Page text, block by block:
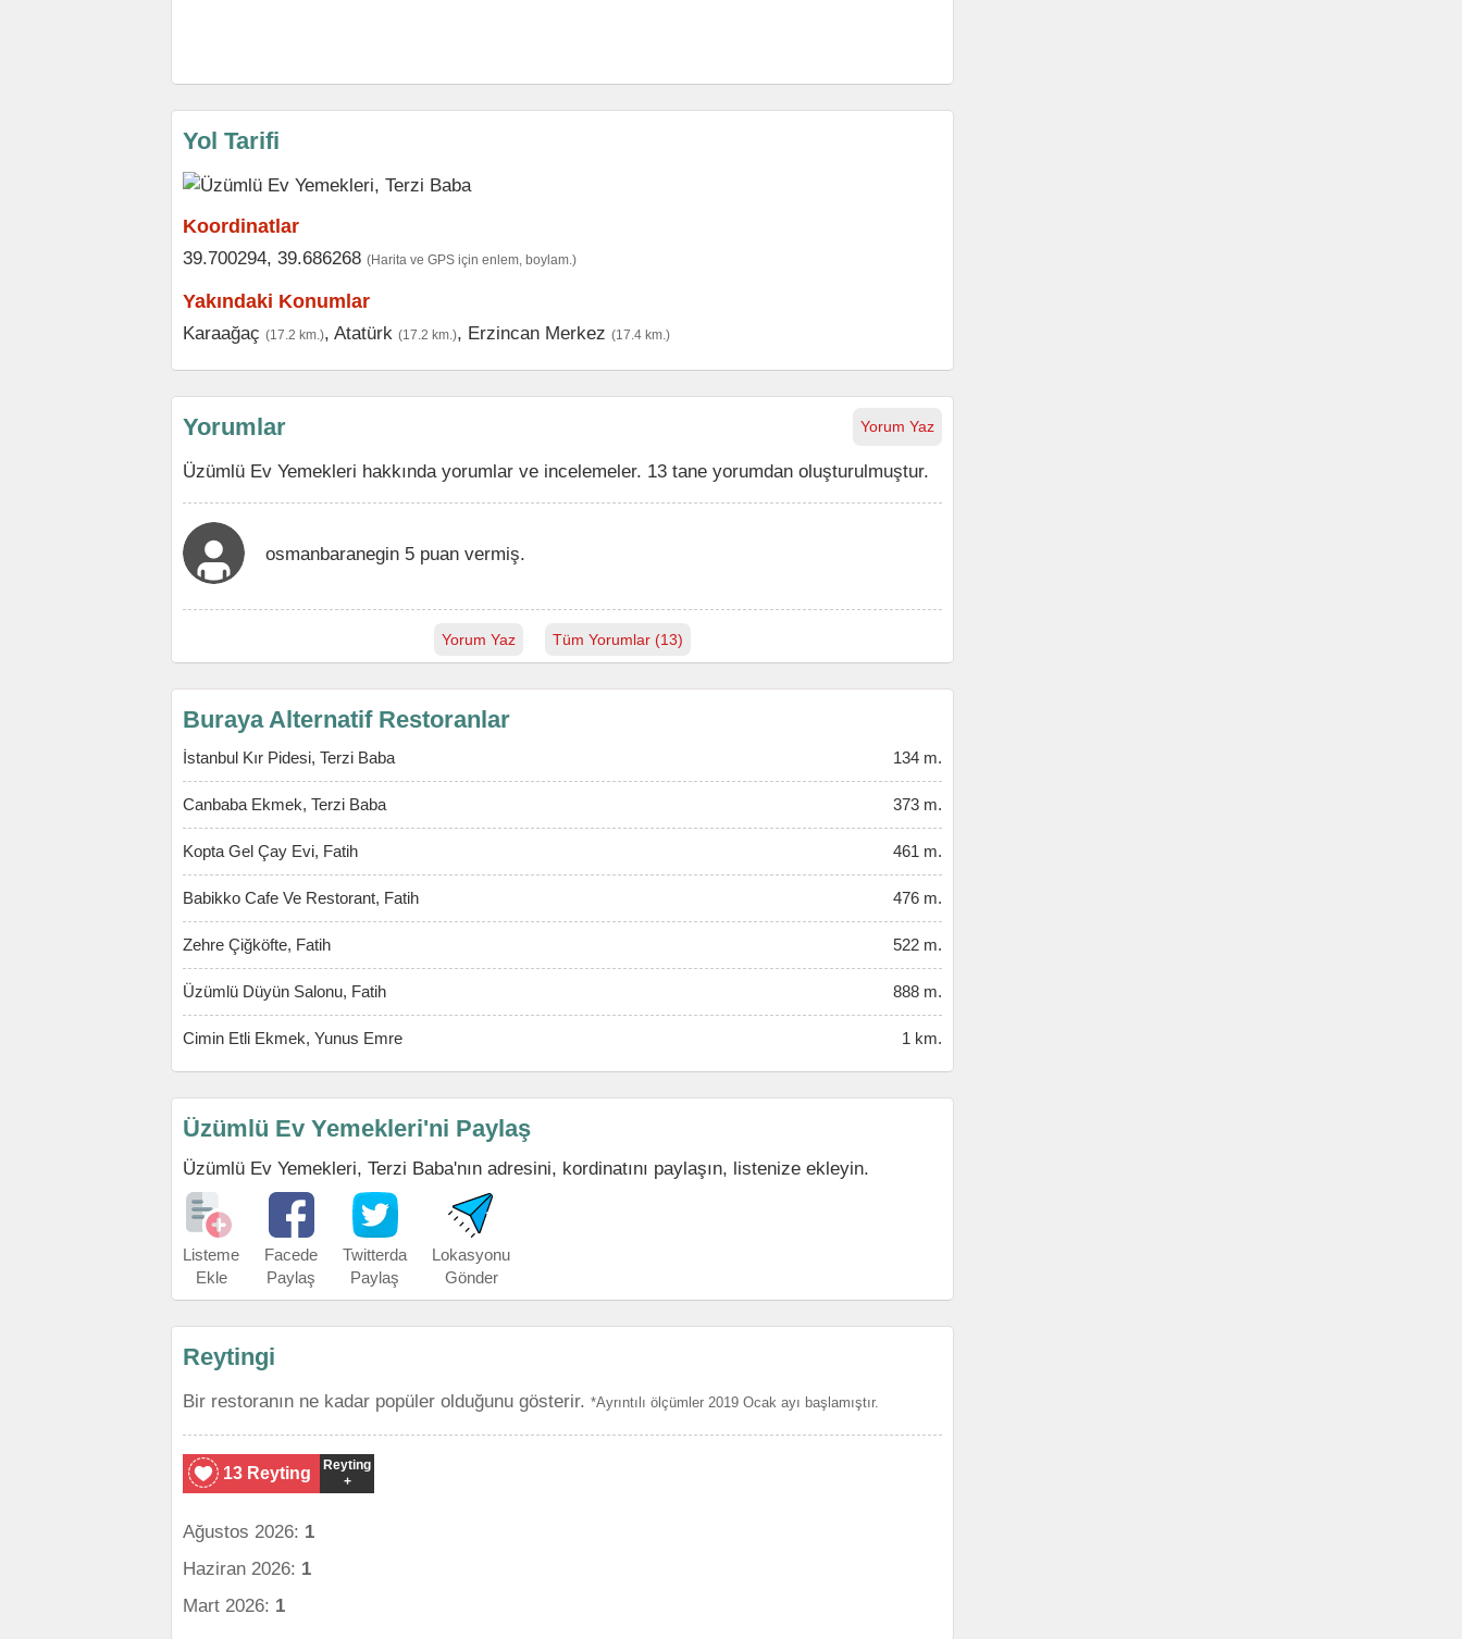
Yol Tarifi
Koordinatlar
39.700294, 39.686268 (Harita ve GPS için enlem, boylam.)
Yakındaki Konumlar
Karaağaç (17.2 km.), Atatürk (17.2 km.), Erzincan Merkez (17.4 km.)
Yorum Yaz
Yorumlar
Üzümlü Ev Yemekleri hakkında yorumlar ve incelemeler. 13 tane yorumdan oluşturulmuştur.
osmanbaranegin 5 puan vermiş.
Yorum Yaz Tüm Yorumlar (13)
Buraya Alternatif Restoranlar
İstanbul Kır Pidesi, Terzi Baba 134 m.
Canbaba Ekmek, Terzi Baba 373 m.
Kopta Gel Çay Evi, Fatih 461 m.
Babikko Cafe Ve Restorant, Fatih 476 m.
Zehre Çiğköfte, Fatih 522 m.
Üzümlü Düyün Salonu, Fatih 888 m.
Cimin Etli Ekmek, Yunus Emre 1 km.
Üzümlü Ev Yemekleri'ni Paylaş
Üzümlü Ev Yemekleri, Terzi Baba'nın adresini, kordinatını paylaşın, listenize ekleyin.
Listeme
Ekle
Facede
Paylaş
Twitterda
Paylaş
Lokasyonu
Gönder
Reytingi
Bir restoranın ne kadar popüler olduğunu gösterir. *Ayrıntılı ölçümler 2019 Ocak ayı başlamıştır.
13 Reyting
Reyting
+
Ağustos 2026: 1
Haziran 2026: 1
Mart 2026: 1